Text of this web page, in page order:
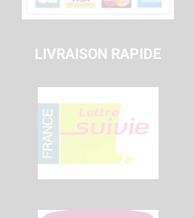
LIVRAISON RAPIDE